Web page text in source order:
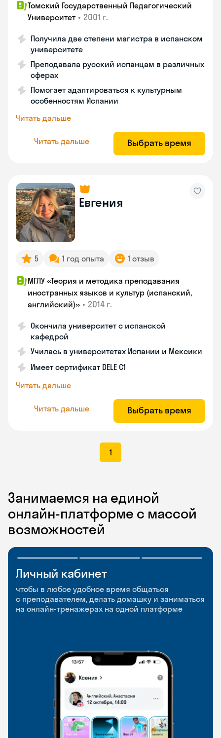
Томский Государственный Педагогический
Университет • 2001 г.
Получила две степени магистра в испанском
университете
Преподавала русский испанцам в различных
сферах
Помогает адаптироваться к культурным
особенностям Испании
Читать дальше
Читать дальше Выбрать время
Евгения
5 1 год опыта 1 отзыв
МГЛУ «Теория и методика преподавания
иностранных языков и культур (испанский,
английский)» • 2014 г.
Окончила университет с испанской
кафедрой
Училась в университетах Испании и Мексики
Имеет сертификат DELE C1
Читать дальше
Читать дальше Выбрать время
1
Занимаемся на единой
онлайн-платформе с массой
возможностей
Личный кабинет
чтобы в любое удобное время общаться
с преподавателем, делать домашку и заниматься
на онлайн-тренажерах на одной платформе
Мобильное
приложение
чтобы заниматься и изучать новые слова где
и когда удобно
Разговорные клубы
и Talks
Групповые занятия для разговорной практики
и индивидуальные встречи с преподавателями